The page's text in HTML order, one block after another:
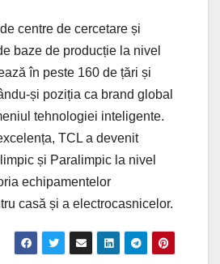
centre de cercetare și
baze de producție la nivel
în peste 160 de țări și
și poziția ca brand global
tehnologiei inteligente.
TCL a devenit
și Paralimpic la nivel
echipamentelor
casă și a electrocasnicelor.